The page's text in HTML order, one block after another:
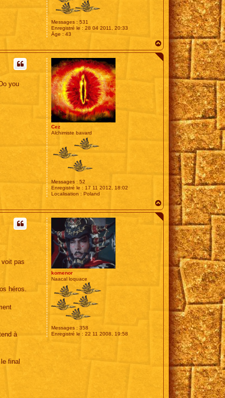
Messages : 531
Enregistré le : 28 04 2011, 20:33
Âge : 43
a
u
Cez
Alchimiste bavard
Messages : 52
Enregistré le : 17 11 2012, 18:02
Localisation : Poland
you
a
u
komenor
Naacal loquace
Messages : 358
Enregistré le : 22 11 2008, 19:58
voit pas
héros.
à
final